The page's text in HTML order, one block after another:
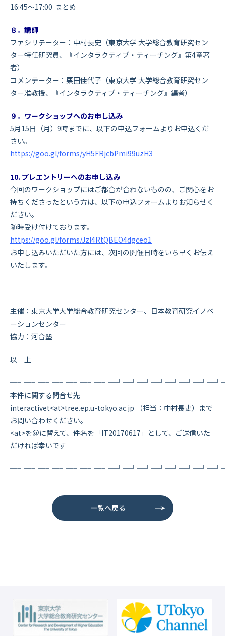
16:45～17:00 まとめ
８．講師
ファシリテーター：中村長史（東京大学 大学総合教育研究セン
ター特任研究員、『インタラクティブ・ティーチング』第4章著
者）
コメンテーター：栗田佳代子（東京大学 大学総合教育研究セン
ター准教授、『インタラクティブ・ティーチング』編者）
９．ワークショップへのお申し込み
5月15日（月）9時までに、以下の申込フォームよりお申込くだ
さい。
https://goo.gl/forms/yH5FRjcbPmi99uzH3
10. プレエントリーへのお申し込み
今回のワークショップにはご都合が合わないものの、ご関心をお
持ちくださったという方は、以下の申込フォームよりお知らせく
ださい。
随時受け付けております。
https://goo.gl/forms/JzI4RtQBEO4dgceo1
お申し込みいただいた方には、次回の開催日時をいち早くお伝え
いたします。
主催：東京大学大学総合教育研究センター、日本教育研究イノベ
ーションセンター
協力：河合塾
以 上
本件に関する問合せ先
interactivet<at>tree.ep.u-tokyo.ac.jp （担当：中村長史）まで
お問い合わせください。
<at>を＠に替えて、件名を「IT20170617」として、ご送信いた
だければ幸いです
一覧へ戻る